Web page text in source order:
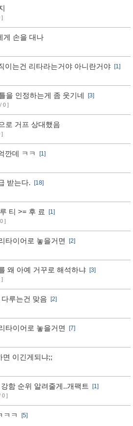
]
게 손을 대나
이는건 리타라는거야 아니란거야
[1]
을 인정하는게 좀 웃기네
[3]
/ 0 ]
로 거프 상대했음
]
깐데 ㅋㅋ
[1]
받는다.
[18]
티 >= 후 료
[1]
]
타이어로 놓을거면
[2]
왜 아예 거꾸로 해석하냐
[3]
]
루는건 맞음
[2]
타이어로 놓을거면
[7]
면 이긴게되냐;;
함 순위 알려줄게..개팩트
[1]
0 ]
ㅋㅋ
[5]